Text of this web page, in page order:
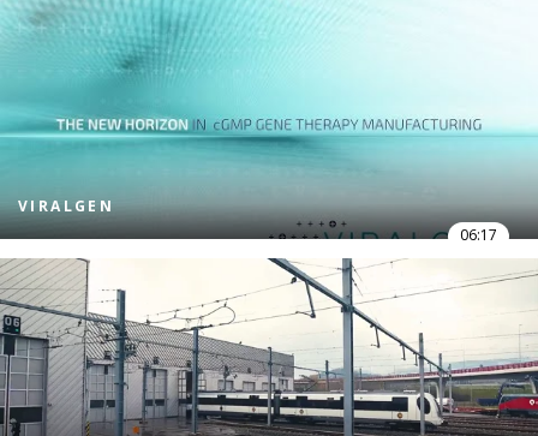
VIRALGEN
06:17